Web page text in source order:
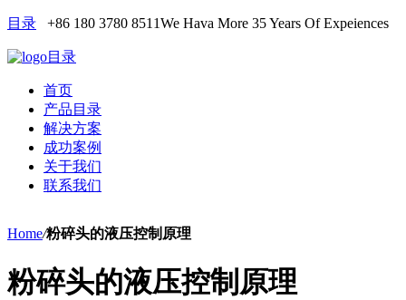
目录 +86 180 3780 8511We Hava More 35 Years Of Expeiences
目录
首页
产品目录
解决方案
成功案例
关于我们
联系我们
Home/粉碎头的液压控制原理
粉碎头的液压控制原理